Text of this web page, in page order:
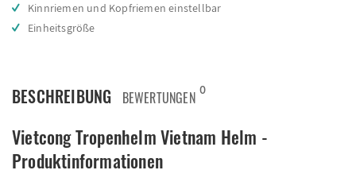
Kinnriemen und Kopfriemen einstellbar
Einheitsgröße
BESCHREIBUNG BEWERTUNGEN 0
Vietcong Tropenhelm Vietnam Helm -
Produktinformationen